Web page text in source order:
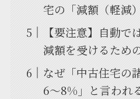
宅の「減額（軽減
【要注意】自動で
減額を受けるため
なぜ「中古住宅の
6〜8%」と言われ